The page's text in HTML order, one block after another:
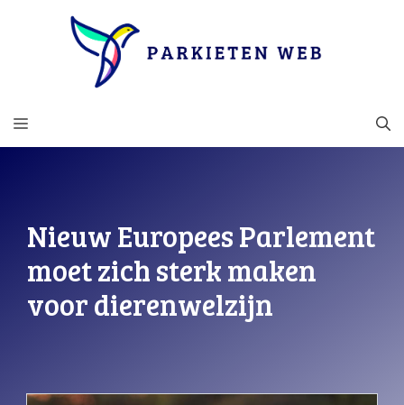
MENU
Nieuw Europees Parlement
moet zich sterk maken
voor dierenwelzijn